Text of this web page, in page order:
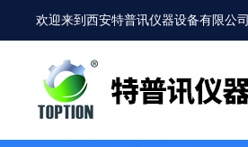
欢迎来到西安特普讯仪器设备有限公司